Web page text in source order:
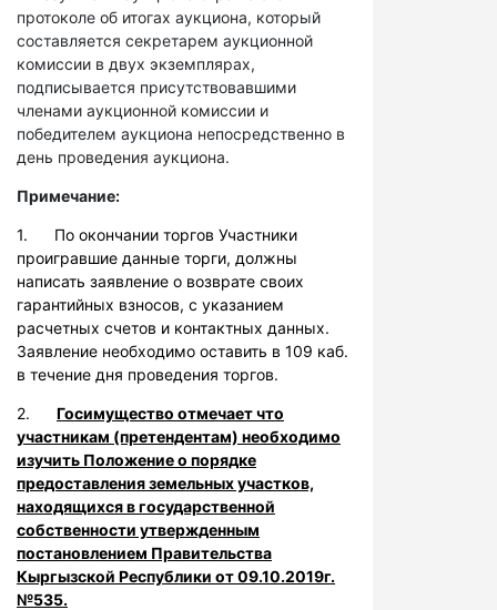
протоколе об итогах аукциона, который
составляется секретарем аукционной
комиссии в двух экземплярах,
подписывается присутствовавшими
членами аукционной комиссии и
победителем аукциона непосредственно в
день проведения аукциона.
Примечание:
1. По окончании торгов Участники
проигравшие данные торги, должны
написать заявление о возврате своих
гарантийных взносов, с указанием
расчетных счетов и контактных данных.
Заявление необходимо оставить в 109 каб.
в течение дня проведения торгов.
2. Госимущество отмечает что
участникам (претендентам) необходимо
изучить Положение о порядке
предоставления земельных участков,
находящихся в государственной
собственности утвержденным
постановлением Правительства
Кыргызской Республики от 09.10.2019г.
№535.